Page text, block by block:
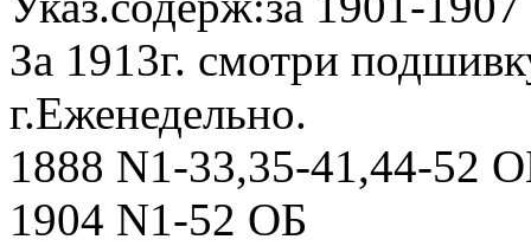
За 1913г. смотри
г.Еженедельно.
1888 N1-33,35-41,44-52
1904 N1-52 ОБ